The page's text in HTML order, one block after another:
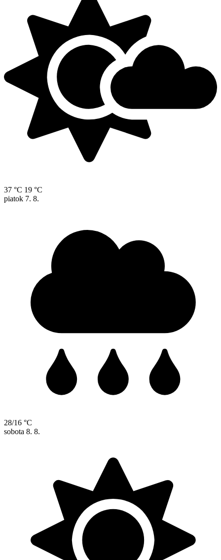
37 °C 19 °C
piatok 7. 8.
28/16 °C
sobota 8. 8.